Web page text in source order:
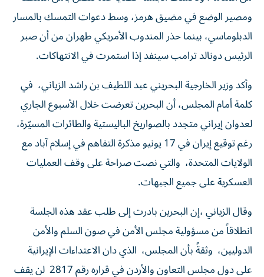
ومصير الوضع في مضيق هرمز، وسط دعوات التمسك بالمسار
الدبلوماسي، بينما حذر المندوب الأمريكي طهران من أن صبر
الرئيس دونالد ترامب سينفد إذا استمرت في الانتهاكات.
‬العسكرية‭ ‬على‭ ‬جميع‭ ‬الجبهات‭.‬